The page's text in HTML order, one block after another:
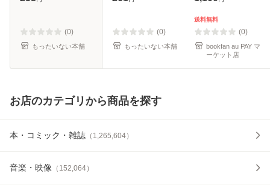
(0)
もったいない本舗
(0)
もったいない本舗
送料無料
(0)
bookfan au PAY マ
ーケット店
お店のカテゴリから商品を探す
本・コミック・雑誌 （ 1,265,604）
音楽・映像 （ 152,064）